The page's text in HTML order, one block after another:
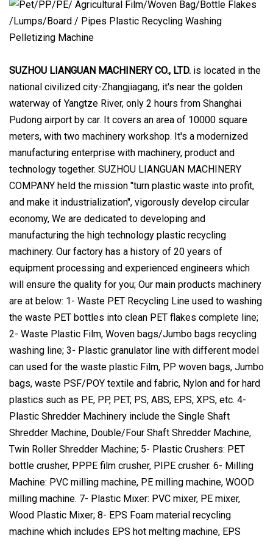
SUZHOU LIANGUAN MACHINERY CO., LTD. is located in the
national civilized city-Zhangjiagang, it's near the golden
waterway of Yangtze River, only 2 hours from Shanghai
Pudong airport by car. It covers an area of 10000 square
meters, with two machinery workshop. It's a modernized
manufacturing enterprise with machinery, product and
technology together. SUZHOU LIANGUAN MACHINERY
COMPANY held the mission "turn plastic waste into profit,
and make it industrialization", vigorously develop circular
economy, We are dedicated to developing and
manufacturing the high technology plastic recycling
machinery. Our factory has a history of 20 years of
equipment processing and experienced engineers which
will ensure the quality for you; Our main products machinery
are at below: 1- Waste PET Recycling Line used to washing
the waste PET bottles into clean PET flakes complete line;
2- Waste Plastic Film, Woven bags/Jumbo bags recycling
washing line; 3- Plastic granulator line with different model
can used for the waste plastic Film, PP woven bags, Jumbo
bags, waste PSF/POY textile and fabric, Nylon and for hard
plastics such as PE, PP, PET, PS, ABS, EPS, XPS, etc. 4-
Plastic Shredder Machinery include the Single Shaft
Shredder Machine, Double/Four Shaft Shredder Machine,
Twin Roller Shredder Machine; 5- Plastic Crushers: PET
bottle crusher, PPPE film crusher, PIPE crusher. 6- Milling
Machine: PVC milling machine, PE milling machine, WOOD
milling machine. 7- Plastic Mixer: PVC mixer, PE mixer,
Wood Plastic Mixer; 8- EPS Foam material recycling
machine which includes EPS hot melting machine, EPS